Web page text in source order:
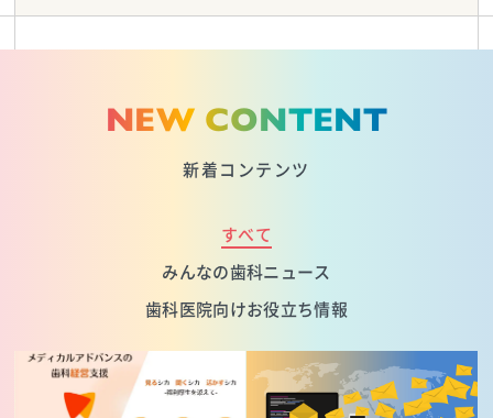
NEW CONTENT
新着コンテンツ
すべて
みんなの歯科ニュース
歯科医院向けお役立ち情報